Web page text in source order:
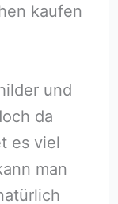
kaufen
und
da
es viel
man